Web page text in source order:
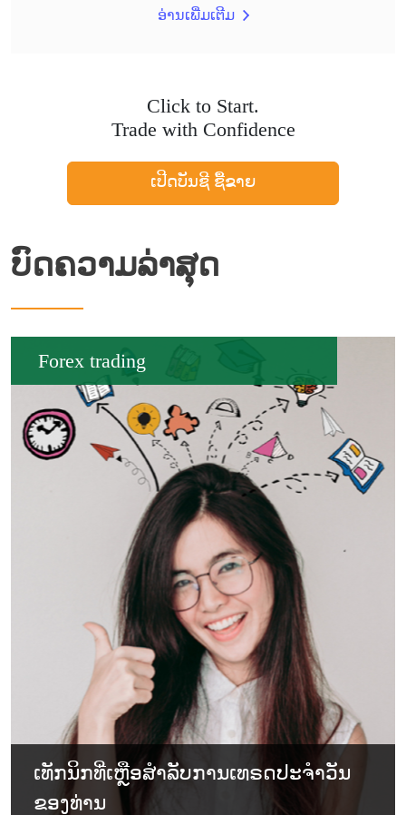
ອ່ານເພີ່ມເຕີມ
Click to Start.
Trade with Confidence
ເປີດບັນຊີ ຊື້ຂາຍ
ບົດຄວາມລ່າສຸດ
Forex trading
ເທັກນິກທີ່ເຫຼືອສຳລັບການເທຣດປະຈຳວັນ
ຂອງທ່ານ